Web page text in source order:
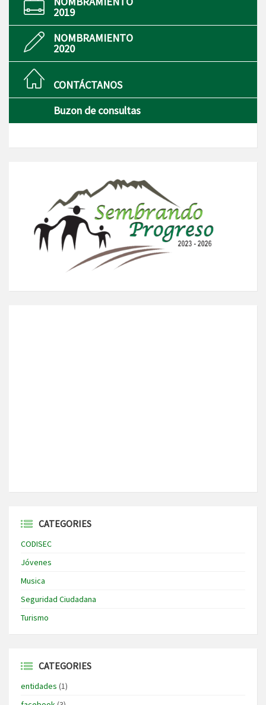
2019
NOMBRAMIENTO
2020
CONTÁCTANOS
Buzon de consultas
CATEGORIES
CODISEC
Jóvenes
Musica
Seguridad Ciudadana
Turismo
CATEGORIES
entidades (1)